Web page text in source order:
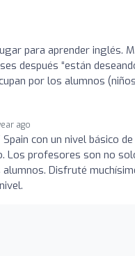
para aprender inglés.
después “están
por los alumnos
ago
Spain con un nivel básico
Los profesores son no
Disfruté